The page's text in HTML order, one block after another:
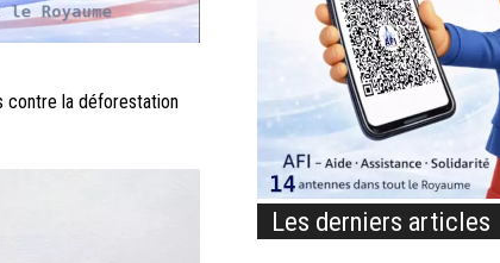
contre la déforestation
Les derniers articles